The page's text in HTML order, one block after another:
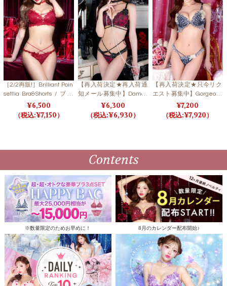
［2/2再販!］Brilliant Poin
settia Bra&Shorts / ブリ
リアントポインセチアブ
ラ＆ショーツ 【LB550
6,500
7,150
【再入荷決定★再入荷通
知メール募集中】Damas
uku Heart Bloom Bra&T-
back / ダマスクハートブ
ルームブラ＆Tバック 【L
6,300
6,930
【再入荷決定★只今リク
エスト募集中】Gorgeous
Masquerade Bra&T-bac
k/ ゴージャスマスカレー
ドブラ＆Tバック 【LB55
7,200
7,920
Contents
※数量限定のためお早めに！ 8月のカレンダー配布開始♪